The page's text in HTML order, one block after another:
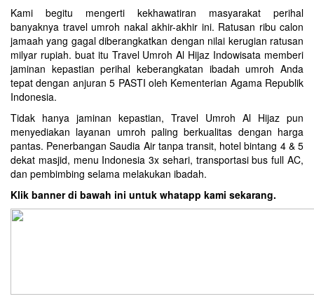
Kami begitu mengerti kekhawatiran masyarakat perihal
banyaknya travel umroh nakal akhir-akhir ini. Ratusan ribu calon
jamaah yang gagal diberangkatkan dengan nilai kerugian ratusan
milyar rupiah. buat itu Travel Umroh Al Hijaz Indowisata memberi
jaminan kepastian perihal keberangkatan ibadah umroh Anda
tepat dengan anjuran 5 PASTI oleh Kementerian Agama Republik
Indonesia.
Tidak hanya jaminan kepastian, Travel Umroh Al Hijaz pun
menyediakan layanan umroh paling berkualitas dengan harga
pantas. Penerbangan Saudia Air tanpa transit, hotel bintang 4 & 5
dekat masjid, menu Indonesia 3x sehari, transportasi bus full AC,
dan pembimbing selama melakukan ibadah.
Klik banner di bawah ini untuk whatapp kami sekarang.